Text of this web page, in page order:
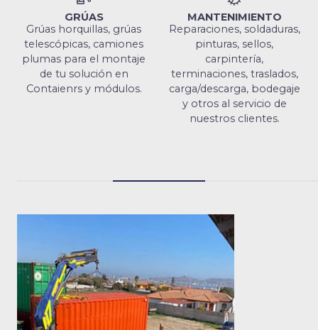
GRÚAS
Grúas horquillas, grúas
telescópicas, camiones
plumas para el montaje
de tu solución en
Contaienrs y módulos.
MANTENIMIENTO
Reparaciones, soldaduras,
pinturas, sellos,
carpintería,
terminaciones, traslados,
carga/descarga, bodegaje
y otros al servicio de
nuestros clientes.